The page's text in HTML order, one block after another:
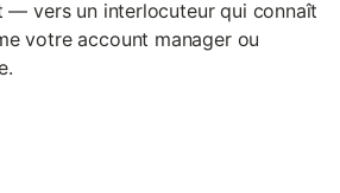
— vers un interlocuteur qui connaît
votre account manager ou